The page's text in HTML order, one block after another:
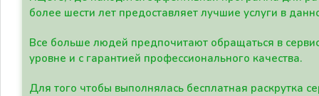
более шести лет предоставляет лучшие услуги в
Все больше людей предпочитают обращаться в
уровне и с гарантией профессионального качества.
Для того чтобы выполнялась бесплатная раскрутка